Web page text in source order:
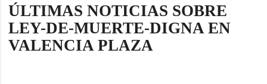
ÚLTIMAS NOTICIAS SOBRE
LEY-DE-MUERTE-DIGNA EN
VALENCIA PLAZA